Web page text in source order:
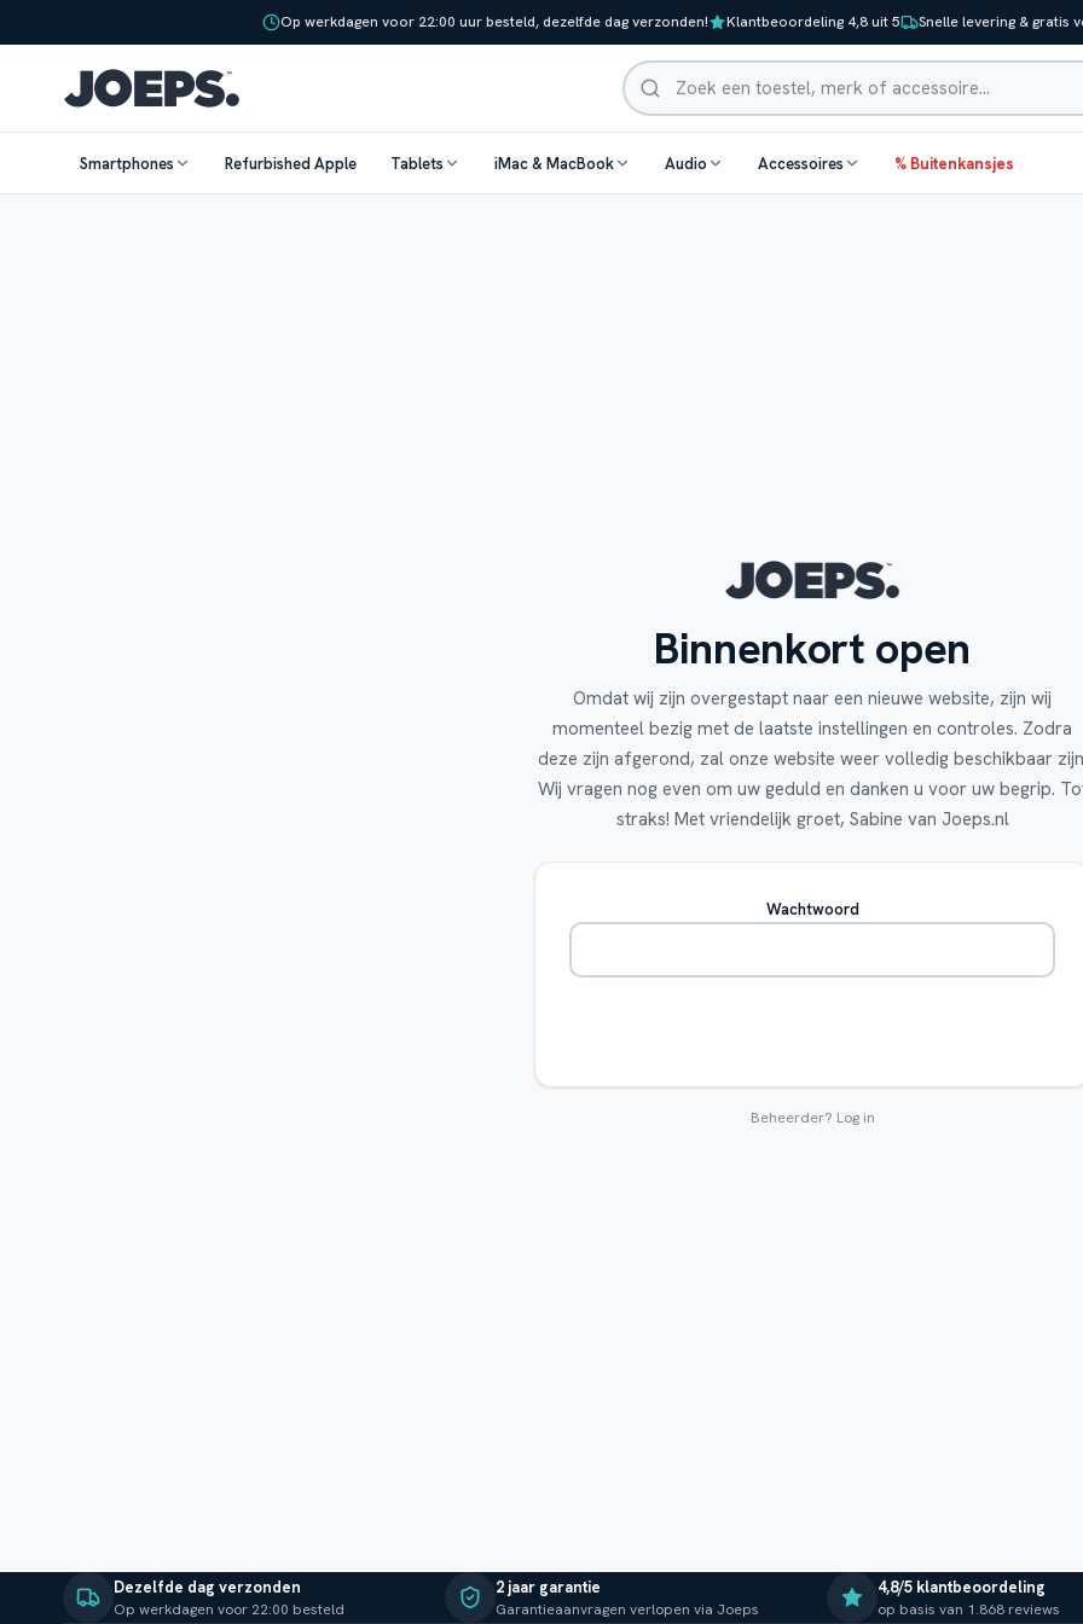
Op werkdagen voor 22:00 uur besteld, dezelfde dag verzonden! Klantbeoordeling 4,8 uit 5 Snelle levering & gratis
Zoeken
Smartphones Refurbished Apple Tablets iMac & MacBook Audio Accessoires % Buitenkansjes
Binnenkort open
Omdat wij zijn overgestapt naar een nieuwe website, zijn wij
momenteel bezig met de laatste instellingen en controles. Zodra
deze zijn afgerond, zal onze website weer volledig beschikbaar
Wij vragen nog even om uw geduld en danken u voor uw begrip.
straks! Met vriendelijk groet, Sabine van Joeps.nl
Wachtwoord
Beheerder? Log in
Dezelfde dag verzonden
Op werkdagen voor 22:00 besteld
2 jaar garantie
Garantieaanvragen verlopen via Joeps
4,8/5 klantbeoordeling
op basis van 1.868 reviews